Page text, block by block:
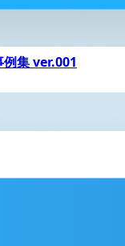
例集 ver.001